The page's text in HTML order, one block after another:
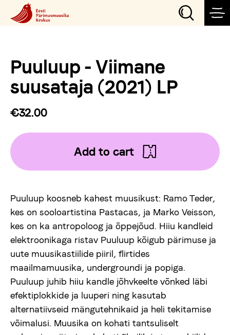
Events
Visit
Organize an event
News
Products
Viljandi Folk Music Festival
Puuluup - Viimane
suusataja (2021) LP
€32.00
Add to cart
Puuluup koosneb kahest muusikust: Ramo Teder,
kes on sooloartistina Pastacas, ja Marko Veisson,
kes on ka antropoloog ja õppejõud. Hiiu kandleid
elektroonikaga ristav Puuluup kõigub pärimuse ja
uute muusikastiilide piiril, flirtides
maailmamuusika, undergroundi ja popiga.
Puuluup juhib hiiu kandle jõhvkeelte võnked läbi
efektiplokkide ja luuperi ning kasutab
alternatiivseid mängutehnikaid ja heli tekitamise
võimalusi. Muusika on kohati tantsuliselt